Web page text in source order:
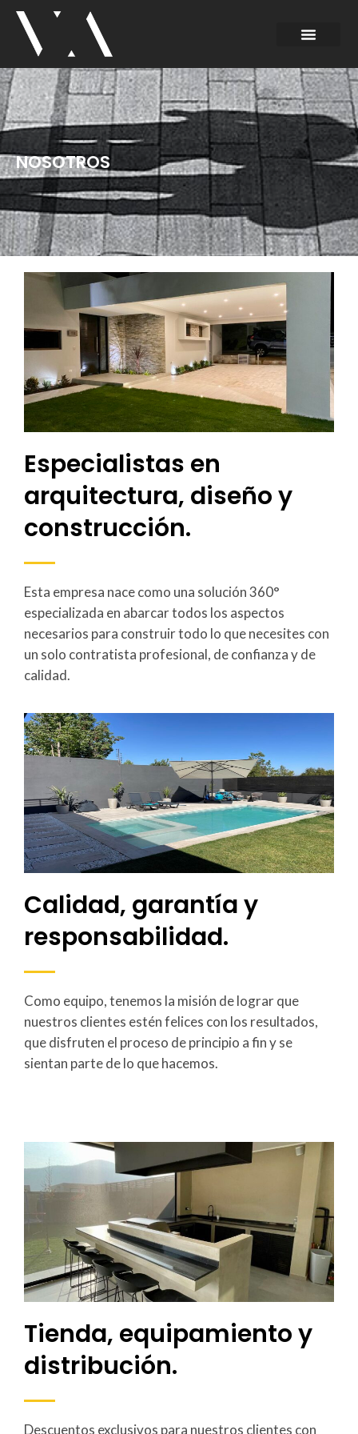
NOSOTROS
Especialistas en
arquitectura, diseño y
construcción.
Esta empresa nace como una solución 360°
especializada en abarcar todos los aspectos
necesarios para construir todo lo que necesites con
un solo contratista profesional, de confianza y de
calidad.
Calidad, garantía y
responsabilidad.
Como equipo, tenemos la misión de lograr que
nuestros clientes estén felices con los resultados,
que disfruten el proceso de principio a fin y se
sientan parte de lo que hacemos.
Tienda, equipamiento y
distribución.
Descuentos exclusivos para nuestros clientes con